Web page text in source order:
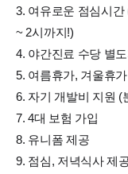
3. 여유로운 점심시
~ 2시까지!)
4. 야간진료 수당 별
5. 여름휴가, 겨울휴
6. 자기 개발비 지원 (
7. 4대 보험 가입
8. 유니폼 제공
9. 점심, 저녁식사 제